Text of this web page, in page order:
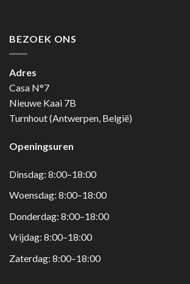
BEZOEK ONS
Adres
Casa N°7
Nieuwe Kaai 7B
Turnhout (Antwerpen, België)
Openingsuren
Dinsdag: 8:00–18:00
Woensdag: 8:00–18:00
Donderdag: 8:00–18:00
Vrijdag: 8:00–18:00
Zaterdag: 8:00–18:00